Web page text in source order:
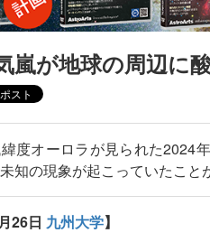
嵐が地球の周辺に
度オーロラが見られた2024
知の現象が起こっていたこと
26日 九州大学】